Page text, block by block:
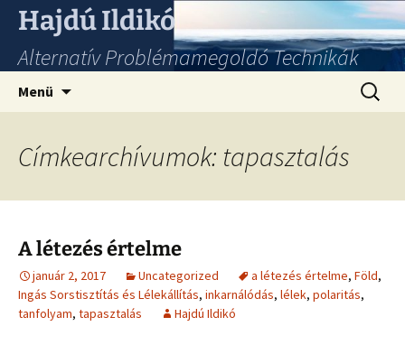
Hajdú Ildikó
Alternatív Problémamegoldó Technikák
Menü
Címkearchívumok: tapasztalás
A létezés értelme
január 2, 2017 Uncategorized a létezés értelme, Föld,
Ingás Sorstisztítás és Lélekállítás, inkarnálódás, lélek, polaritás,
tanfolyam, tapasztalás Hajdú Ildikó